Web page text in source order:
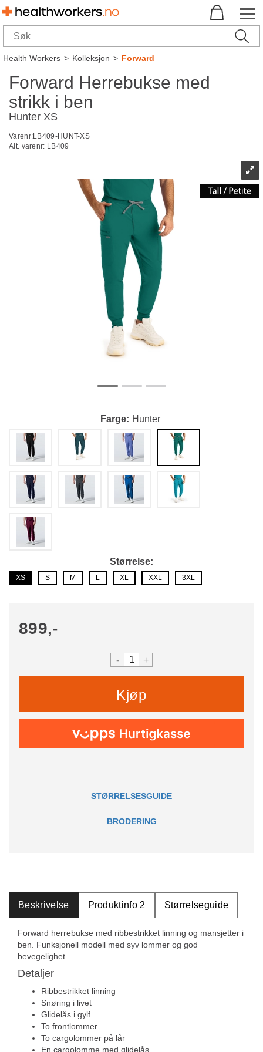
Health Workers>Kolleksjon>Forward
Forward Herrebukse med
strikk i ben
Hunter XS
Varenr:LB409-HUNT-XS
Alt. varenr: LB409
Farge Hunter
Størrelse
XS S M L XL XXL 3XL
899,-
- +
Kjøp
STØRRELSESGUIDE
BRODERING
Beskrivelse Produktinfo 2 Størrelseguide
Forward herrebukse med ribbestrikket linning og mansjetter i
ben. Funksjonell modell med syv lommer og god
bevegelighet.
Detaljer
Ribbestrikket linning
Snøring i livet
Glidelås i gylf
To frontlommer
To cargolommer på lår
En cargolomme med glidelås